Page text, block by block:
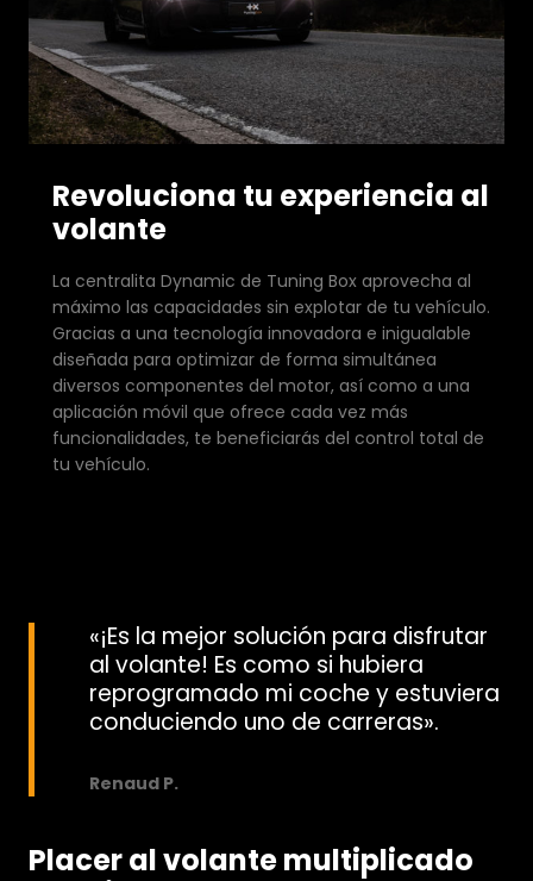
Revoluciona tu experiencia al
volante
La centralita Dynamic de Tuning Box aprovecha al
máximo las capacidades sin explotar de tu vehículo.
Gracias a una tecnología innovadora e inigualable
diseñada para optimizar de forma simultánea
diversos componentes del motor, así como a una
aplicación móvil que ofrece cada vez más
funcionalidades, te beneficiarás del control total de
tu vehículo.
Placer al volante multiplicado
«¡Es la mejor solución para disfrutar
al volante! Es como si hubiera
reprogramado mi coche y estuviera
conduciendo uno de carreras».
Renaud P.